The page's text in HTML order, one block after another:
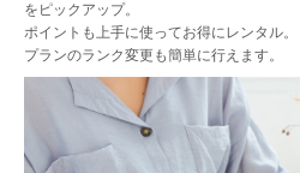
をピックアップ。
ポイントも上手に使ってお得にレンタル。
プランのランク変更も簡単に行えます。